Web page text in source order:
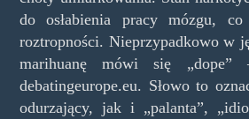
do osłabienia pracy mózgu,
roztropności. Nieprzypadkowo w
marihuanę mówi się „dope”
debatingeurope.eu. Słowo to
odurzający, jak i „palanta”,